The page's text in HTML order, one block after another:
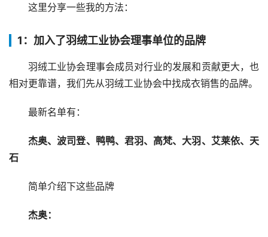
这里分享一些我的方法：
1：加入了羽绒工业协会理事单位的品牌
羽绒工业协会理事会成员对行业的发展和贡献更大，也
相对更靠谱，我们先从羽绒工业协会中找成衣销售的品牌。
最新名单有：
杰奥、波司登、鸭鸭、君羽、高梵、大羽、艾莱依、天
石
简单介绍下这些品牌
杰奥：